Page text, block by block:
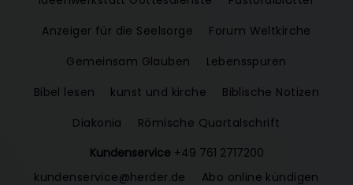
Anzeiger für die Seelsorge
Forum Weltkirche
Gemeinsam Glauben
Lebensspuren
Bibel lesen
kunst und kirche
Biblische Notizen
Diakonia
Römische Quartalschrift
Kundenservice +49 761 2717200
kundenservice@herder.de
Abo online kündigen